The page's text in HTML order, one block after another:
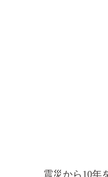
震災から10年